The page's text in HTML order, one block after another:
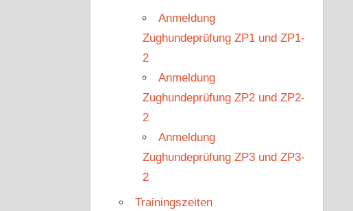
Anmeldung
Zughundeprüfung ZP1 und ZP1-
2
Anmeldung
Zughundeprüfung ZP2 und ZP2-
2
Anmeldung
Zughundeprüfung ZP3 und ZP3-
2
Trainingszeiten